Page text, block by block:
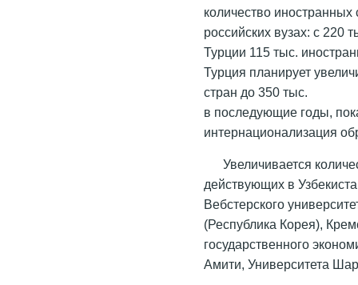
количество
российских вузах: с 220
Турции 115 тыс.
Турция планирует
стран до 350 тыс.
в последующие годы,
интернационализация
Увеличивается
действующих в
Вебстерского
(Республика Корея),
государственного
Амити, Университета